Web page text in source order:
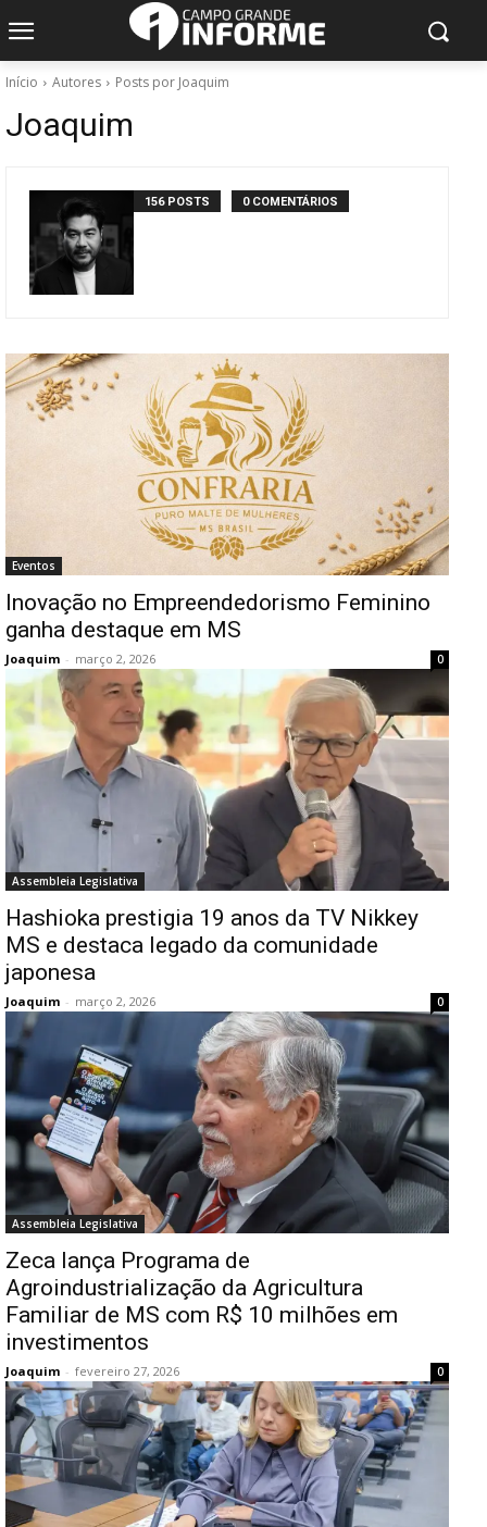
Início Autores Posts por Joaquim
Joaquim
156 POSTS 0 COMENTÁRIOS
Eventos
Inovação no Empreendedorismo Feminino
ganha destaque em MS
Joaquim - março 2, 2026 0
Assembleia Legislativa
Hashioka prestigia 19 anos da TV Nikkey
MS e destaca legado da comunidade
japonesa
Joaquim - março 2, 2026 0
Assembleia Legislativa
Zeca lança Programa de
Agroindustrialização da Agricultura
Familiar de MS com R$ 10 milhões em
investimentos
Joaquim - fevereiro 27, 2026 0